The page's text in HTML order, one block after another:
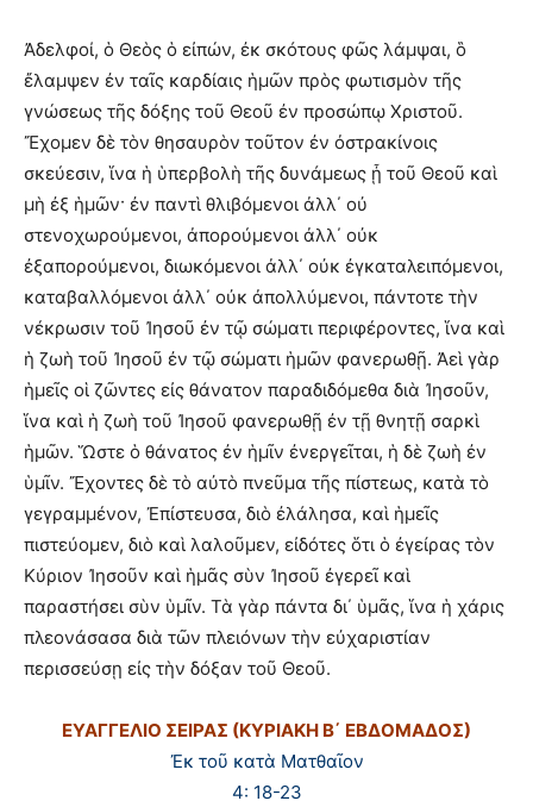
Ἀδελφοί, ὁ Θεὸς ὁ εἰπών, ἐκ σκότους φῶς λάμψαι, ὃ
ἔλαμψεν ἐν ταῖς καρδίαις ἡμῶν πρὸς φωτισμὸν τῆς
γνώσεως τῆς δόξης τοῦ Θεοῦ ἐν προσώπῳ Χριστοῦ.
Ἔχομεν δὲ τὸν θησαυρὸν τοῦτον ἐν ὀστρακίνοις
σκεύεσιν, ἵνα ἡ ὑπερβολὴ τῆς δυνάμεως ᾖ τοῦ Θεοῦ καὶ
μὴ ἐξ ἡμῶν· ἐν παντὶ θλιβόμενοι ἀλλ΄ οὐ
στενοχωρούμενοι, ἀπορούμενοι ἀλλ΄ οὐκ
ἐξαπορούμενοι, διωκόμενοι ἀλλ΄ οὐκ ἐγκαταλειπόμενοι,
καταβαλλόμενοι ἀλλ΄ οὐκ ἀπολλύμενοι, πάντοτε τὴν
νέκρωσιν τοῦ Ἰησοῦ ἐν τῷ σώματι περιφέροντες, ἵνα καὶ
ἡ ζωὴ τοῦ Ἰησοῦ ἐν τῷ σώματι ἡμῶν φανερωθῇ. Ἀεὶ γὰρ
ἡμεῖς οἱ ζῶντες εἰς θάνατον παραδιδόμεθα διὰ Ἰησοῦν,
ἵνα καὶ ἡ ζωὴ τοῦ Ἰησοῦ φανερωθῇ ἐν τῇ θνητῇ σαρκὶ
ἡμῶν. Ὥστε ὁ θάνατος ἐν ἡμῖν ἐνεργεῖται, ἡ δὲ ζωὴ ἐν
ὑμῖν. Ἔχοντες δὲ τὸ αὐτὸ πνεῦμα τῆς πίστεως, κατὰ τὸ
γεγραμμένον, Ἐπίστευσα, διὸ ἐλάλησα, καὶ ἡμεῖς
πιστεύομεν, διὸ καὶ λαλοῦμεν, εἰδότες ὅτι ὁ ἐγείρας τὸν
Κύριον Ἰησοῦν καὶ ἡμᾶς σὺν Ἰησοῦ ἐγερεῖ καὶ
παραστήσει σὺν ὑμῖν. Τὰ γὰρ πάντα δι΄ ὑμᾶς, ἵνα ἡ χάρις
πλεονάσασα διὰ τῶν πλειόνων τὴν εὐχαριστίαν
περισσεύσῃ εἰς τὴν δόξαν τοῦ Θεοῦ.
ΕΥΑΓΓΕΛΙΟ ΣΕΙΡΑΣ (ΚΥΡΙΑΚΗ Β΄ ΕΒΔΟΜΑΔΟΣ)
Ἐκ τοῦ κατὰ Ματθαῖον
4: 18-23